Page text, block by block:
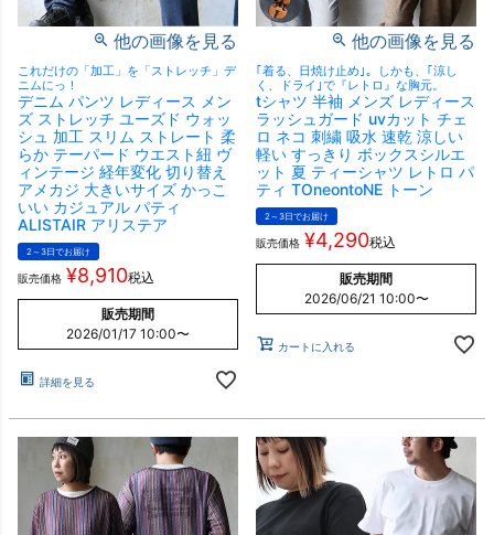
他の画像を見る
これだけの「加工」を「ストレッチ」デ
ニムにっ！
デニム パンツ レディース メン
ズ ストレッチ ユーズド ウォッ
シュ 加工 スリム ストレート 柔
らか テーパード ウエスト紐 ヴ
ィンテージ 経年変化 切り替え
アメカジ 大きいサイズ かっこ
いい カジュアル パティ
ALISTAIR アリステア
2～3日でお届け
販売価格 ¥8,910税込
販売期間
2026/01/17 10:00〜
詳細を見る
他の画像を見る
｢着る、日焼け止め｣。しかも、｢涼し
く、ドライ｣で『レトロ』な胸元。
tシャツ 半袖 メンズ レディース
ラッシュガード uvカット チェ
ロ ネコ 刺繍 吸水 速乾 涼しい
軽い すっきり ボックスシルエ
ット 夏 ティーシャツ レトロ パ
ティ TOneontoNE トーン
2～3日でお届け
販売価格 ¥4,290税込
販売期間
2026/06/21 10:00〜
カートに入れる